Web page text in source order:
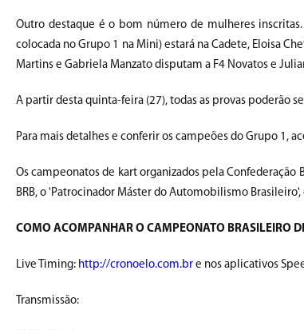
Outro destaque é o bom número de mulheres
colocada no Grupo 1 na Mini) estará na Cadete, Eloisa
Martins e Gabriela Manzato disputam a F4 Novatos e
A partir desta quinta-feira (27), todas as provas poderão
Para mais detalhes e conferir os campeões do Grupo 1,
Os campeonatos de kart organizados pela
BRB, o 'Patrocinador Máster do Automobilismo Brasileiro',
COMO ACOMPANHAR O CAMPEONATO BRASILEIRO
Live Timing: http://cronoelo.com.br e nos aplicativos
Transmissão: